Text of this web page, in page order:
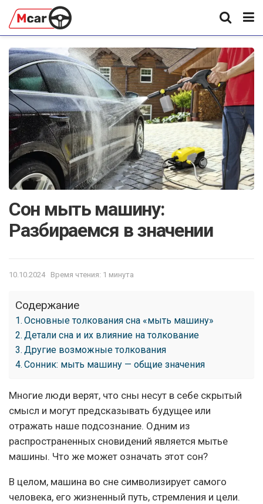
Сон мыть машину:
Разбираемся в значении
10.10.2024 Время чтения: 1 минута
Содержание
Основные толкования сна «мыть машину»
Детали сна и их влияние на толкование
Другие возможные толкования
Сонник: мыть машину — общие значения
Многие люди верят, что сны несут в себе скрытый
смысл и могут предсказывать будущее или
отражать наше подсознание. Одним из
распространенных сновидений является мытье
машины. Что же может означать этот сон?
В целом, машина во сне символизирует самого
человека, его жизненный путь, стремления и цели.